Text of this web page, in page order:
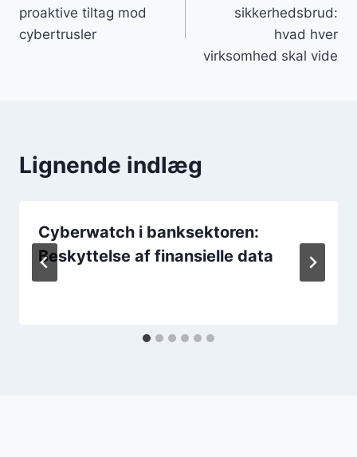
proaktive tiltag mod
cybertrusler
sikkerhedsbrud:
hvad hver
virksomhed skal vide
Lignende indlæg
Cyberwatch i banksektoren:
Beskyttelse af finansielle data